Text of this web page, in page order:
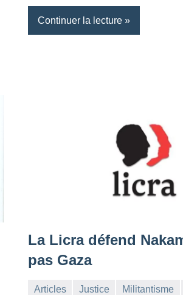
Continuer la lecture
La Licra défend
pas Gaza
Articles Justice Militantisme